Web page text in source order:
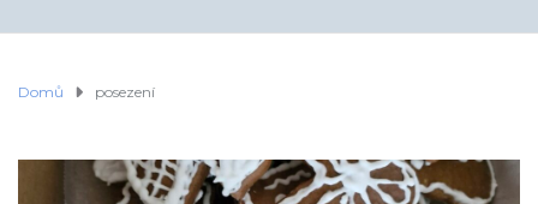
Domů posezení